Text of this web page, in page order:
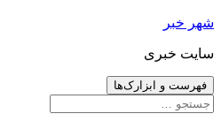
رفتن
نوشته‌ها
شهر خبر
سایت خبری
فهرست و ابزارک‌ها
جستجو